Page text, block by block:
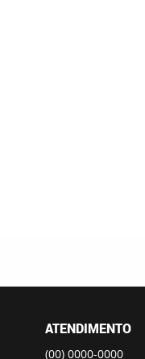
ATENDIMENTO
(00) 0000-0000